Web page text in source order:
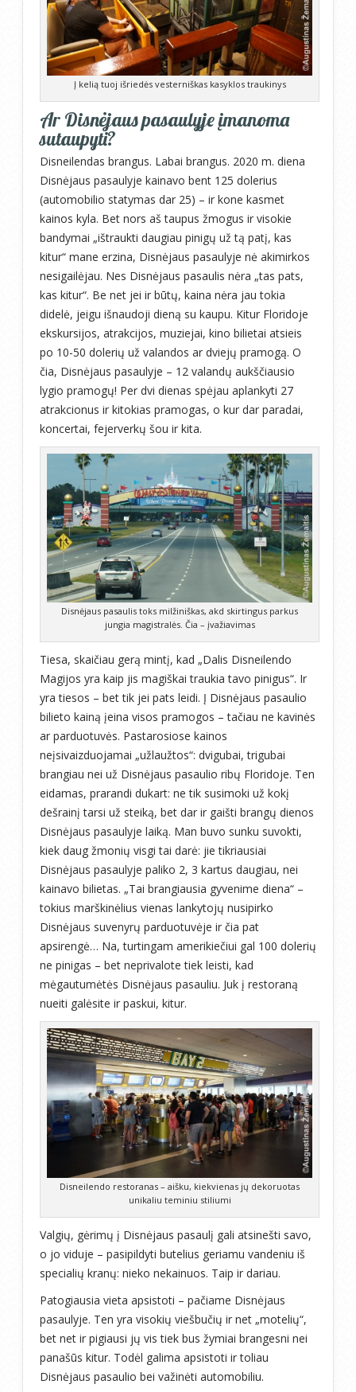
Į kelią tuoj išriedės vesterniškas kasyklos traukinys
Ar Disnėjaus pasaulyje įmanoma
sutaupyti?
Disneilendas brangus. Labai brangus. 2020 m. diena
Disnėjaus pasaulyje kainavo bent 125 dolerius
(automobilio statymas dar 25) – ir kone kasmet
kainos kyla. Bet nors aš taupus žmogus ir visokie
bandymai „ištraukti daugiau pinigų už tą patį, kas
kitur“ mane erzina, Disnėjaus pasaulyje nė akimirkos
nesigailėjau. Nes Disnėjaus pasaulis nėra „tas pats,
kas kitur“. Be net jei ir būtų, kaina nėra jau tokia
didelė, jeigu išnaudoji dieną su kaupu. Kitur Floridoje
ekskursijos, atrakcijos, muziejai, kino bilietai atsieis
po 10-50 dolerių už valandos ar dviejų pramogą. O
čia, Disnėjaus pasaulyje – 12 valandų aukščiausio
lygio pramogų! Per dvi dienas spėjau aplankyti 27
atrakcionus ir kitokias pramogas, o kur dar paradai,
koncertai, fejerverkų šou ir kita.
Disnėjaus pasaulis toks milžiniškas, akd skirtingus parkus
jungia magistralės. Čia – įvažiavimas
Tiesa, skaičiau gerą mintį, kad „Dalis Disneilendo
Magijos yra kaip jis magiškai traukia tavo pinigus“. Ir
yra tiesos – bet tik jei pats leidi. Į Disnėjaus pasaulio
bilieto kainą įeina visos pramogos – tačiau ne kavinės
ar parduotuvės. Pastarosiose kainos
neįsivaizduojamai „užlaužtos“: dvigubai, trigubai
brangiau nei už Disnėjaus pasaulio ribų Floridoje. Ten
eidamas, prarandi dukart: ne tik susimoki už kokį
dešrainį tarsi už steiką, bet dar ir gaišti brangų dienos
Disnėjaus pasaulyje laiką. Man buvo sunku suvokti,
kiek daug žmonių visgi tai darė: jie tikriausiai
Disnėjaus pasaulyje paliko 2, 3 kartus daugiau, nei
kainavo bilietas. „Tai brangiausia gyvenime diena“ –
tokius marškinėlius vienas lankytojų nusipirko
Disnėjaus suvenyrų parduotuvėje ir čia pat
apsirengė… Na, turtingam amerikiečiui gal 100 dolerių
ne pinigas – bet neprivalote tiek leisti, kad
mėgautumėtės Disnėjaus pasauliu. Juk į restoraną
nueiti galėsite ir paskui, kitur.
Disneilendo restoranas – aišku, kiekvienas jų dekoruotas
unikaliu teminiu stiliumi
Valgių, gėrimų į Disnėjaus pasaulį gali atsinešti savo,
o jo viduje – pasipildyti butelius geriamu vandeniu iš
specialių kranų: nieko nekainuos. Taip ir dariau.
Patogiausia vieta apsistoti – pačiame Disnėjaus
pasaulyje. Ten yra visokių viešbučių ir net „motelių“,
bet net ir pigiausi jų vis tiek bus žymiai brangesni nei
panašūs kitur. Todėl galima apsistoti ir toliau
Disnėjaus pasaulio bei važinėti automobiliu.